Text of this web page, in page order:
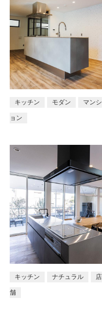
キッチン モダン マンシ
ョン
キッチン ナチュラル 店
舗